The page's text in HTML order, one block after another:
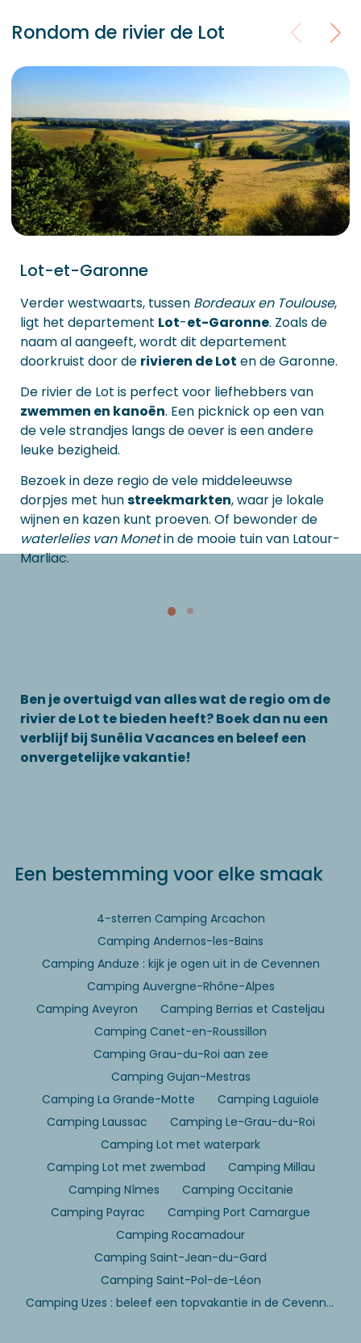
Rondom de rivier de Lot
Lot-et-Garonne
Verder westwaarts, tussen Bordeaux en Toulouse,
ligt het departement Lot-et-Garonne. Zoals de
naam al aangeeft, wordt dit departement
doorkruist door de rivieren de Lot en de Garonne.
De rivier de Lot is perfect voor liefhebbers van
zwemmen en kanoën. Een picknick op een van
de vele strandjes langs de oever is een andere
leuke bezigheid.
Bezoek in deze regio de vele middeleeuwse
dorpjes met hunstreekmarkten, waar je lokale
wijnen en kazen kunt proeven. Of bewonder de
waterlelies van Monetin de mooie tuin van Latour-
Marliac.
Ben je overtuigd van alles wat de regio om de
rivier de Lot te bieden heeft? Boek dan nu een
verblijf bij Sunêlia Vacances en beleef een
onvergetelijke vakantie!
Een bestemming voor elke smaak
4-sterren Camping Arcachon
Camping Andernos-les-Bains
Camping Anduze : kijk je ogen uit in de Cevennen
Camping Auvergne-Rhône-Alpes
Camping Aveyron
Camping Berrias et Casteljau
Camping Canet-en-Roussillon
Camping Grau-du-Roi aan zee
Camping Gujan-Mestras
Camping La Grande-Motte
Camping Laguiole
Camping Laussac
Camping Le-Grau-du-Roi
Camping Lot met waterpark
Camping Lot met zwembad
Camping Millau
Camping Nîmes
Camping Occitanie
Camping Payrac
Camping Port Camargue
Camping Rocamadour
Camping Saint-Jean-du-Gard
Camping Saint-Pol-de-Léon
Camping Uzes : beleef een topvakantie in de Cevennen